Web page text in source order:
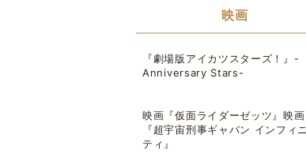
映画
『劇場版アイカツスターズ！』-
Anniversary Stars-
映画『仮面ライダーゼッツ』映画
『超宇宙刑事ギャバン インフィニ
ティ』